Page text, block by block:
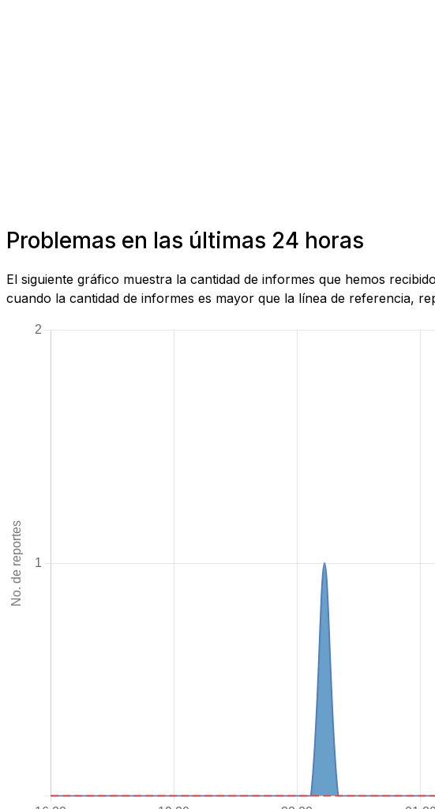
Problemas en las últimas 24 horas
El siguiente gráfico muestra la cantidad de informes que hemos
cuando la cantidad de informes es mayor que la línea de referencia,